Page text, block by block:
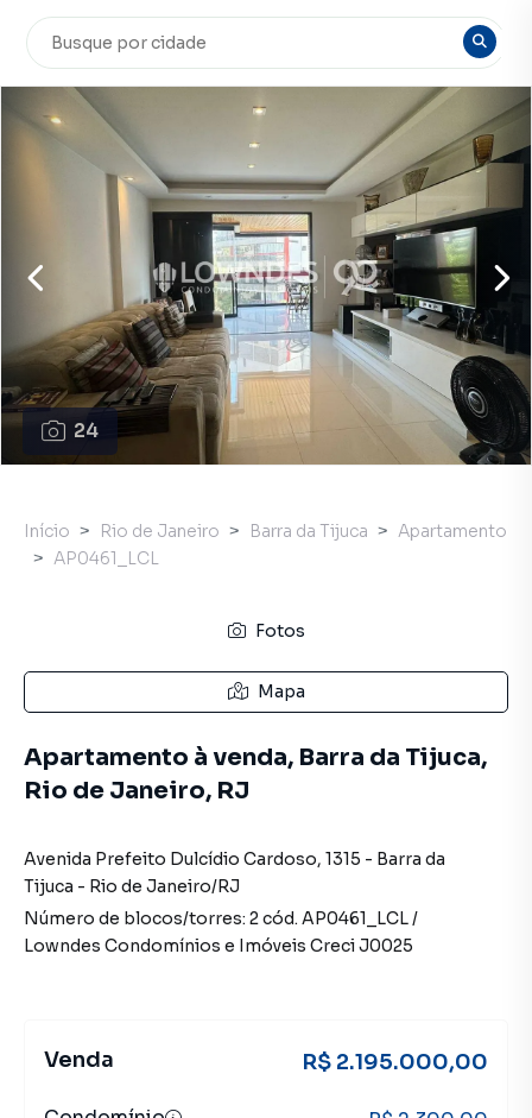
24
Início Rio de Janeiro Barra da Tijuca
Apartamento
AP0461_LCL
Fotos
Mapa
Apartamento à venda, Barra da Tijuca,
Rio de Janeiro, RJ
Avenida Prefeito Dulcídio Cardoso, 1315 - Barra da
Tijuca - Rio de Janeiro/RJ
Número de blocos/torres: 2cód. AP0461_LCL/
Lowndes Condomínios e Imóveis CreciJ0025
Venda R$ 2.195.000,00